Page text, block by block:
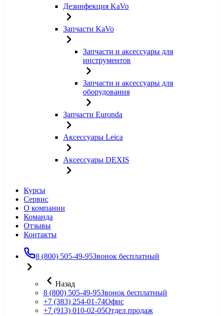
Дезинфекция KaVo
Запчасти KaVo
Запчасти и аксессуары для
инструментов
Запчасти и аксессуары для
оборудования
Запчасти Euronda
Аксессуары Leica
Аксессуары DEXIS
Курсы
Сервис
О компании
Команда
Отзывы
Контакты
8 (800) 505-49-95Звонок бесплатный
Назад
8 (800) 505-49-95Звонок бесплатный
+7 (383) 254-01-74Офис
+7 (913) 010-02-05Отдел продаж